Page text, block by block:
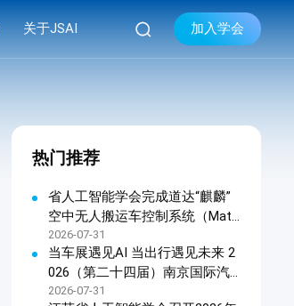
关于JSAI
现任领导
学会章程
联系我们
 加入学会
热门推荐
省人工智能学会完成道达“麒麟”
空中无人搬运车控制系统（Matri
x OHTC天车软件控制系统）科
技成果鉴定
2026-07-31
当车展遇见AI 当出行遇见未来 2
026（第二十四届）南京国际汽
车展览会暨江苏人工智能终端产
2026-07-31